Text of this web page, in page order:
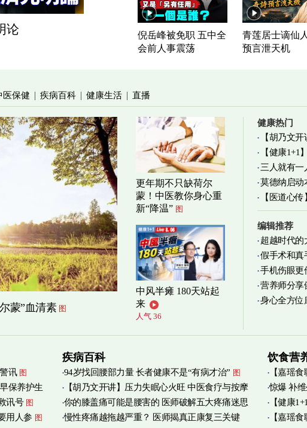
论
倪岳峰被免职 五中全
会前人事震荡
青莲居士谪仙
预言泄天机
医保健 | 疾病百科 | 健康生活 | 直播
蒙”血清素 图
更年期不只缺荷尔
蒙！中医教你身心重
新“降温” 图
中风半瘫 180天站起
来
人气 36
健康热门
【胡乃文
加物真相
【健康1+1
三人就有一
莫德纳启动
【医道心
图
编辑推荐
超越时代的
假手术和真
手机伤眼更
营养师分享
实践 图
身心全方位
讯 图
保养护生
讯号 图
用人参 图
疾病百科
94岁找回腰部力量 长者健康不是“有病才治” 图
【胡乃文开讲】压力失眠心火旺 中医食疗与按摩
自救
你的膝盖痛可能是腰害的 医师破解五大疼痛迷思
图
慢性疼痛越拖越严重？ 医师揭真正康复三关键
饮食营
【嘉瑶食
烟清爽养
惊爆 补
【健康
管伤害
【嘉瑶食